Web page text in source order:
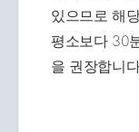
있으므로 해
평소보다 30
을 권장합니